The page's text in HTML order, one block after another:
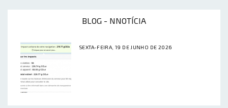
BLOG - NNOTÍCIA
SEXTA-FEIRA, 19 DE JUNHO DE 2026